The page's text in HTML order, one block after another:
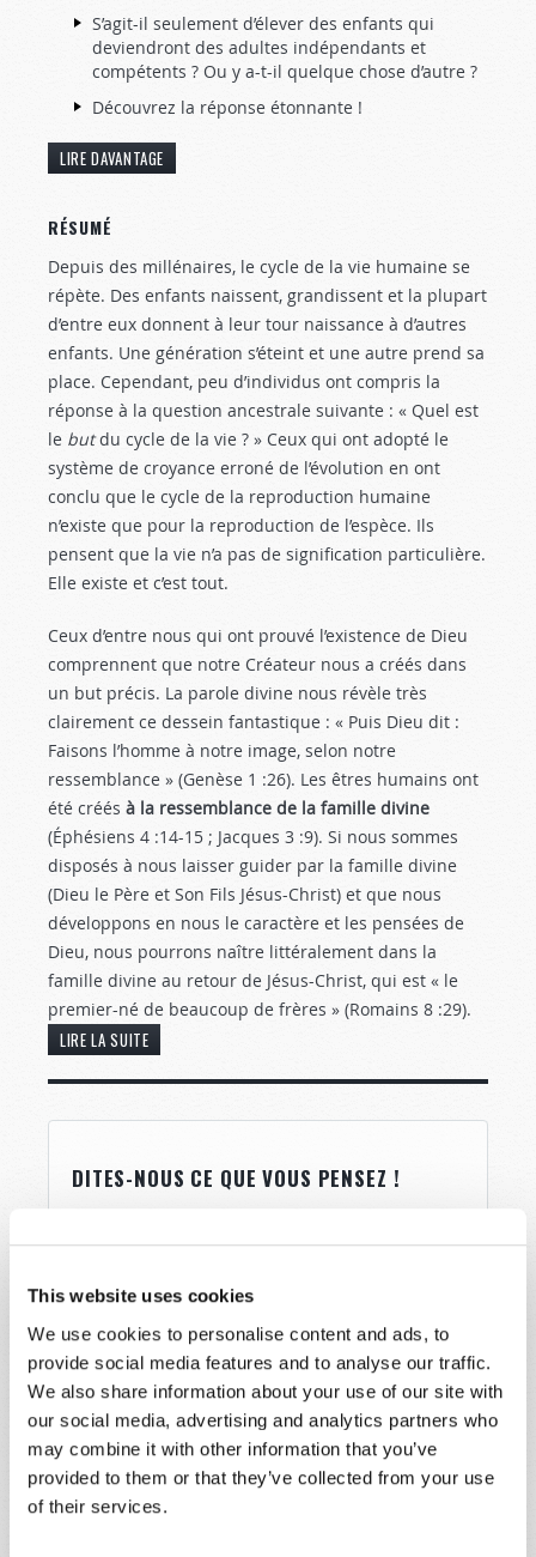
This website uses cookies
We use cookies to personalise content and ads, to
provide social media features and to analyse our traffic.
We also share information about your use of our site with
our social media, advertising and analytics partners who
may combine it with other information that you’ve
provided to them or that they’ve collected from your use
of their services.
S’agit-il seulement d’élever des enfants qui
deviendront des adultes indépendants et
compétents ? Ou y a-t-il quelque chose d’autre ?
Découvrez la réponse étonnante !
LIRE DAVANTAGE
RÉSUMÉ
Depuis des millénaires, le cycle de la vie humaine se
répète. Des enfants naissent, grandissent et la plupart
d’entre eux donnent à leur tour naissance à d’autres
enfants. Une génération s’éteint et une autre prend sa
place. Cependant, peu d’individus ont compris la
réponse à la question ancestrale suivante : « Quel est
le butdu cycle de la vie ? » Ceux qui ont adopté le
système de croyance erroné de l’évolution en ont
conclu que le cycle de la reproduction humaine
n’existe que pour la reproduction de l’espèce. Ils
pensent que la vie n’a pas de signification particulière.
Elle existe et c’est tout.
Ceux d’entre nous qui ont prouvé l’existence de Dieu
comprennent que notre Créateur nous a créés dans
un but précis. La parole divine nous révèle très
clairement ce dessein fantastique : « Puis Dieu dit :
Faisons l’homme à notre image, selon notre
ressemblance » (Genèse 1 :26). Les êtres humains ont
été créés à la ressemblance de la famille divine
(Éphésiens 4 :14-15 ; Jacques 3 :9). Si nous sommes
disposés à nous laisser guider par la famille divine
(Dieu le Père et Son Fils Jésus-Christ) et que nous
développons en nous le caractère et les pensées de
Dieu, nous pourrons naître littéralement dans la
famille divine au retour de Jésus-Christ, qui est « le
premier-né de beaucoup de frères » (Romains 8 :29).
LIRE LA SUITE
DITES-NOUS CE QUE VOUS PENSEZ !
répondre dans les plus brefs délais. Si vous avez
utiliser la page « Nous contacter ».
Nom*
Nom de
famille*